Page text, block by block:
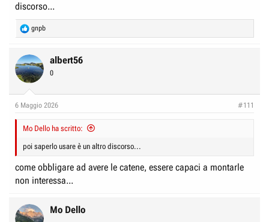
discorso...
R
e
c
t
i
s
gnpb
albert56
0
6 Maggio 2026 #111
Mo Dello ha scritto:
poi saperlo usare è un altro discorso...
come obbligare ad avere le catene, essere capaci a montarle
non interessa...
Mo Dello